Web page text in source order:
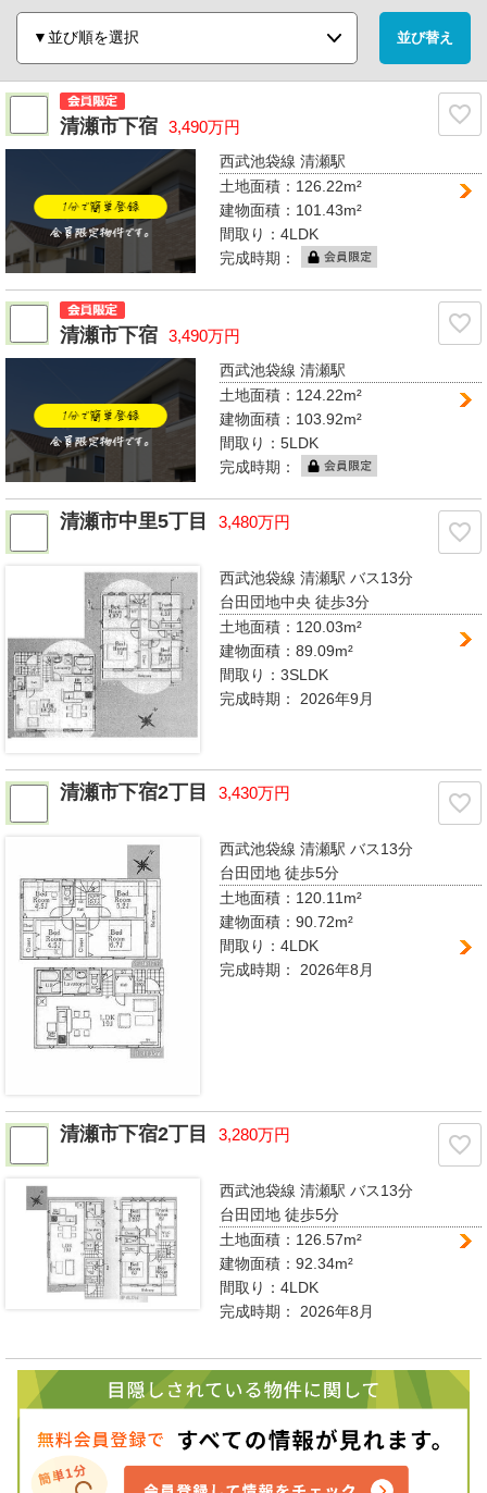
清瀬市下宿 3,490万円
西武池袋線 清瀬駅
土地面積：126.22m²
建物面積：101.43m²
間取り：4LDK
完成時期：
清瀬市下宿 3,490万円
西武池袋線 清瀬駅
土地面積：124.22m²
建物面積：103.92m²
間取り：5LDK
完成時期：
清瀬市中里5丁目 3,480万円
西武池袋線 清瀬駅バス13分
台田団地中央 徒歩3分
土地面積：120.03m²
建物面積：89.09m²
間取り：3SLDK
完成時期： 2026年9月
清瀬市下宿2丁目 3,430万円
西武池袋線 清瀬駅バス13分
台田団地 徒歩5分
土地面積：120.11m²
建物面積：90.72m²
間取り：4LDK
完成時期：2026年8月
清瀬市下宿2丁目 3,280万円
西武池袋線 清瀬駅バス13分
台田団地 徒歩5分
土地面積：126.57m²
建物面積：92.34m²
間取り：4LDK
完成時期： 2026年8月